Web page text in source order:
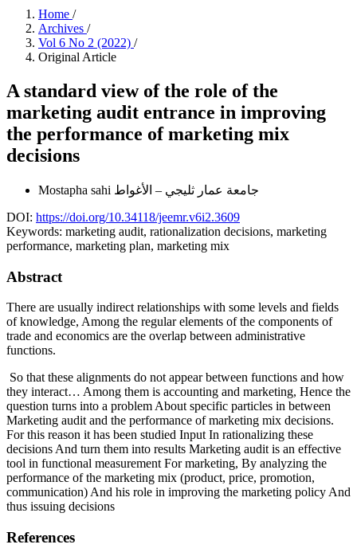
Home /
Archives /
Vol 6 No 2 (2022) /
Original Article
A standard view of the role of the
marketing audit entrance in improving
the performance of marketing mix
decisions
Mostapha sahi جامعة عمار ثليجي – الأغواط
DOI: https://doi.org/10.34118/jeemr.v6i2.3609
Keywords: marketing audit, rationalization decisions, marketing
performance, marketing plan, marketing mix
Abstract
There are usually indirect relationships with some levels and fields
of knowledge, Among the regular elements of the components of
trade and economics are the overlap between administrative
functions.
So that these alignments do not appear between functions and how
they interact… Among them is accounting and marketing, Hence the
question turns into a problem About specific particles in between
Marketing audit and the performance of marketing mix decisions.
For this reason it has been studied Input In rationalizing these
decisions And turn them into results Marketing audit is an effective
tool in functional measurement For marketing, By analyzing the
performance of the marketing mix (product, price, promotion,
communication) And his role in improving the marketing policy And
thus issuing decisions
References